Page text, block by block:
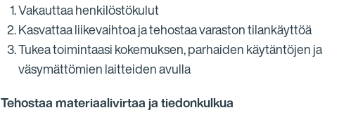
Vakauttaa henkilöstökulut
Kasvattaa liikevaihtoa ja tehostaa varaston tilankäyttöä
Tukea toimintaasi kokemuksen, parhaiden käytäntöjen ja
väsymättömien laitteiden avulla
Tehostaa materiaalivirtaa ja tiedonkulkua